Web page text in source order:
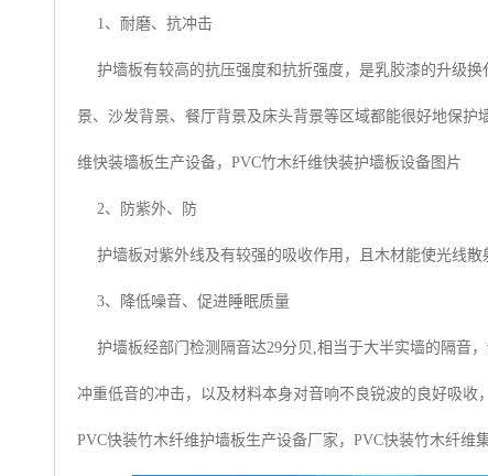
1、耐磨、抗冲击
护墙板有较高的抗压强度和抗折强度，是乳胶漆的升级换
景、沙发背景、餐厅背景及床头背景等区域都能很好地保
维快装墙板生产设备，PVC竹木纤维快装护墙板设备图片
2、防紫外、防
护墙板对紫外线及有较强的吸收作用，且木材能使光线散
3、降低噪音、促进睡眠质量
护墙板经部门检测隔音达29分贝,相当于大半实墙的隔音
冲重低音的冲击，以及材料本身对音响不良锐波的良好吸收
PVC快装竹木纤维护墙板生产设备厂家，PVC快装竹木纤维